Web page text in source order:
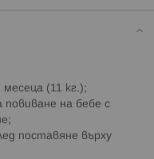
(11 кг.);
повиване на бебе с
поставяне върху